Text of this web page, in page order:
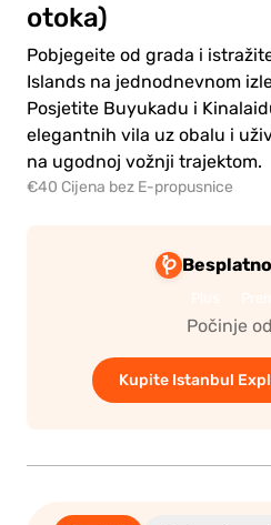
otoka)
Pobjegeite od grada i
Islands na jednodnevnom
Posjetite Buyukadu i
elegantnih vila uz obalu i
na ugodnoj vožnji trajektom.
€40 Cijena bez E-propusnice
Počinje
Kupite Istanbul
0.00€